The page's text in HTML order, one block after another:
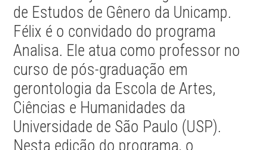
de Estudos de Gênero da Unicamp.
Félix é o convidado do programa
Analisa. Ele atua como professor no
curso de pós-graduação em
gerontologia da Escola de Artes,
Ciências e Humanidades da
Universidade de São Paulo (USP).
Nesta edição do programa, o